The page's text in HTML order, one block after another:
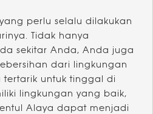
perlu selalu dilakukan
Tidak hanya
sekitar Anda, Anda juga
dari lingkungan
untuk tinggal di
lingkungan yang baik,
Alaya dapat menjadi